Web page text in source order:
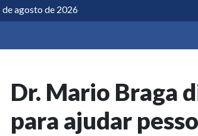
agosto de 2026
Dr. Mario Braga
para ajudar